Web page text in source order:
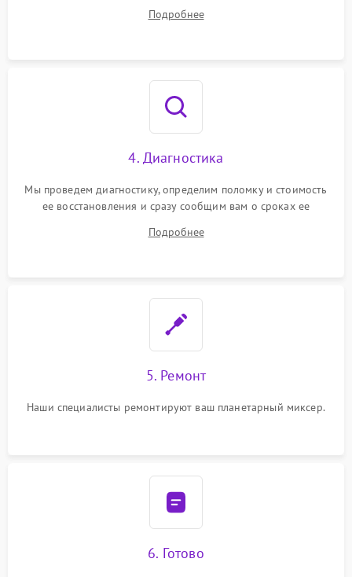
Подробнее
4. Диагностика
Мы проведем диагностику, определим поломку и стоимость
ее восстановления и сразу сообщим вам о сроках ее
Подробнее
5. Ремонт
Наши специалисты ремонтируют ваш планетарный миксер.
6. Готово